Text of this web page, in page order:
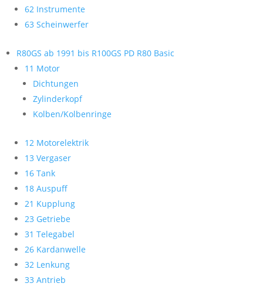
62 Instrumente
63 Scheinwerfer
R80GS ab 1991 bis R100GS PD R80 Basic
11 Motor
Dichtungen
Zylinderkopf
Kolben/Kolbenringe
12 Motorelektrik
13 Vergaser
16 Tank
18 Auspuff
21 Kupplung
23 Getriebe
31 Telegabel
26 Kardanwelle
32 Lenkung
33 Antrieb